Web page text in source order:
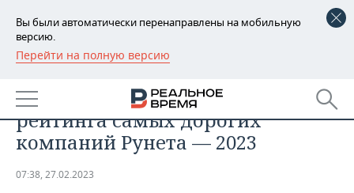
Вы были автоматически перенаправлены на мобильную
версию.
Перейти на полную версию
РЕГИОНЫ
БАШКОРТОСТАН
ТАТАРСТАН
НОВОСТИ
АНАЛИТИКА
«Яндекс» опять на первом месте
рейтинга самых дорогих
компаний Рунета — 2023
07:38, 27.02.2023